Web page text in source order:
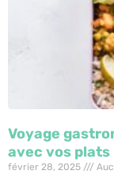
Voyage
avec vos plats
février 28, 2025